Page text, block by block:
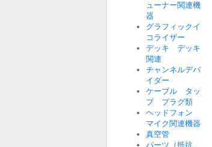
ューナー関連機
器
グラフィックイ
コライザー
デッキ デッキ
関連
チャンネルデバ
イダー
ケーブル タッ
プ プラグ類
ヘッドフォン
マイク関連機器
真空管
パーツ（抵抗